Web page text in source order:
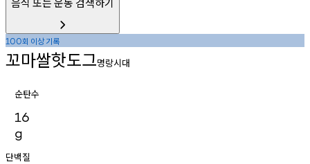
100회 이상기록
꼬마쌀핫도그명랑시대
순탄수
16
g
단백질